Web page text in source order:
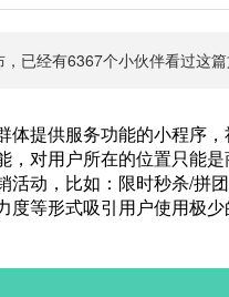
已经有6367个小伙伴看过这篇
提供服务功能的小程序
对用户所在的位置只能
动，比如：限时秒杀/拼团
等形式吸引用户使用极